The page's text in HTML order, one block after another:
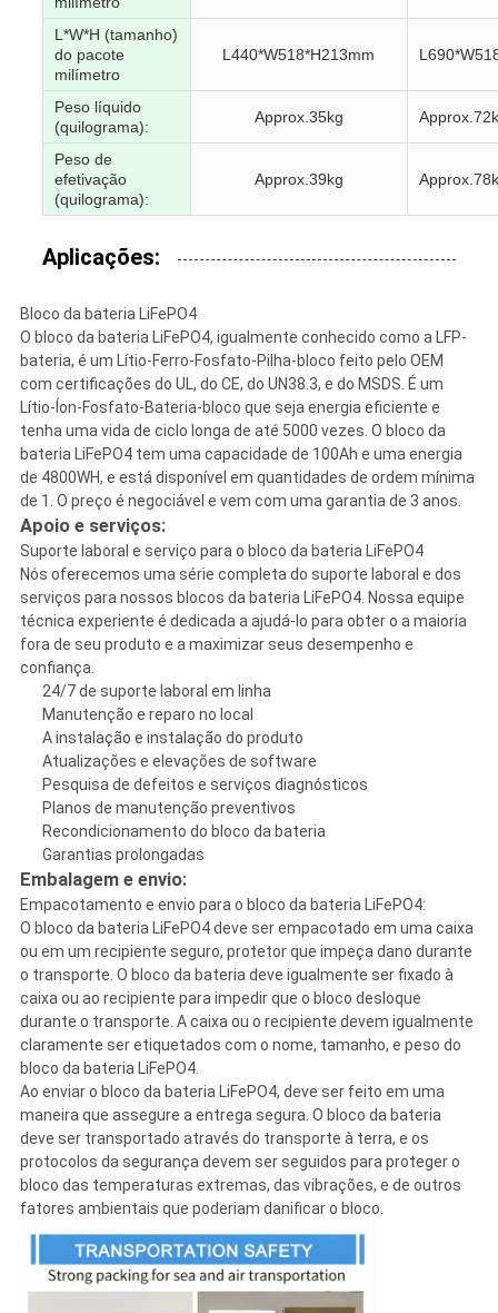
L*W*H (tamanho)
do pacote
milímetro
L440*W518*H213mm
Peso líquido
(quilograma):
Approx.35kg
Peso de
efetivação
(quilograma):
Approx.39kg
Aplicações:
Bloco da bateria LiFePO4
O bloco da bateria LiFePO4, igualmente conhecido como a LFP-
bateria, é um Lítio-Ferro-Fosfato-Pilha-bloco feito pelo OEM
com certificações do UL, do CE, do UN38.3, e do MSDS. É um
Lítio-Íon-Fosfato-Bateria-bloco que seja energia eficiente e
tenha uma vida de ciclo longa de até 5000 vezes. O bloco da
bateria LiFePO4 tem uma capacidade de 100Ah e uma energia
de 4800WH, e está disponível em quantidades de ordem mínima
de 1. O preço é negociável e vem com uma garantia de 3 anos.
Apoio e serviços:
Suporte laboral e serviço para o bloco da bateria LiFePO4
Nós oferecemos uma série completa do suporte laboral e dos
serviços para nossos blocos da bateria LiFePO4. Nossa equipe
técnica experiente é dedicada a ajudá-lo para obter o a maioria
fora de seu produto e a maximizar seus desempenho e
confiança.
24/7 de suporte laboral em linha
Manutenção e reparo no local
A instalação e instalação do produto
Atualizações e elevações de software
Pesquisa de defeitos e serviços diagnósticos
Planos de manutenção preventivos
Recondicionamento do bloco da bateria
Garantias prolongadas
Embalagem e envio:
Empacotamento e envio para o bloco da bateria LiFePO4:
O bloco da bateria LiFePO4 deve ser empacotado em uma caixa
ou em um recipiente seguro, protetor que impeça dano durante
o transporte. O bloco da bateria deve igualmente ser fixado à
caixa ou ao recipiente para impedir que o bloco desloque
durante o transporte. A caixa ou o recipiente devem igualmente
claramente ser etiquetados com o nome, tamanho, e peso do
bloco da bateria LiFePO4.
Ao enviar o bloco da bateria LiFePO4, deve ser feito em uma
maneira que assegure a entrega segura. O bloco da bateria
deve ser transportado através do transporte à terra, e os
protocolos da segurança devem ser seguidos para proteger o
bloco das temperaturas extremas, das vibrações, e de outros
fatores ambientais que poderiam danificar o bloco.